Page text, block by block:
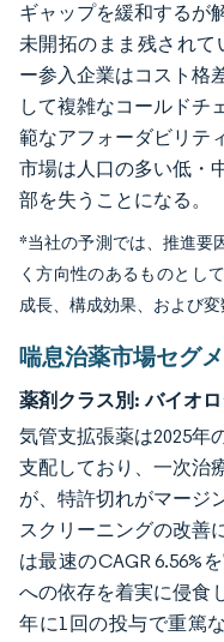
ギャップを緩和するが
未開拓のまま残されて
ー参入企業はコスト格
して複雑なコールドチ
範なアフォーダビリテ
市場は人口の多い低・
部を失うことになる。
*当社の予測では、推進要
く方向性のあるものとし
成長、構成効果、および
喘息治薬市場セグ
薬剤クラス別: バイオ
気管支拡張薬は2025年
支配しており、一次治
が、特許切れがマージ
スクリーニングの改善
は最速のCAGR 6.56%
への依存を着実に侵食
年に1回の投与で重篤